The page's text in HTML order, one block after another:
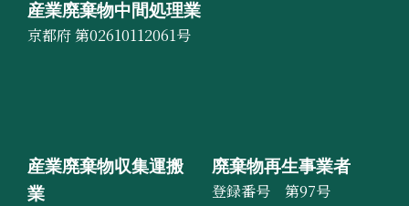
産業廃棄物中間処理業
京都府 第02610112061号
産業廃棄物収集運搬
業
廃棄物再生事業者
登録番号 第97号